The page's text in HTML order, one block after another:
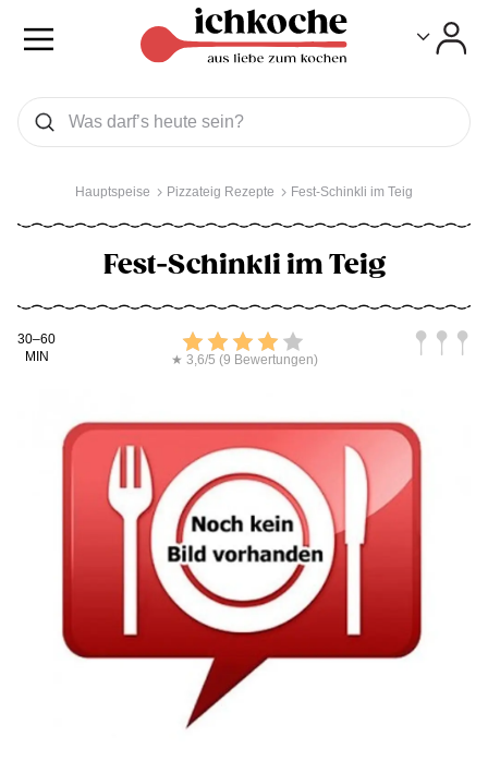
Was wollen Sie suchen
Suchen
Hauptspeise Pizzateig Rezepte Fest-Schinkli im Teig
Fest-Schinkli im Teig
Kochdauer
30–60
MIN
Bewerten
★ 3,6/5 (9 Bewertungen)